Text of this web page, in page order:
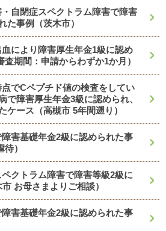
・自閉症スペクトラム障害で障害
た事例（茨木市）
血により障害厚生年金1級に認め
期間：申請からわずか1か月）
点でCペプチド値の検査をしてい
で障害厚生年金3級に認められ、
ケース（高槻市 5年間遡り）
障害基礎年金2級に認められた事
）
ペクトラム障害で障害等級2級に
お母さまよりご相談）
障害基礎年金2級に認められた事